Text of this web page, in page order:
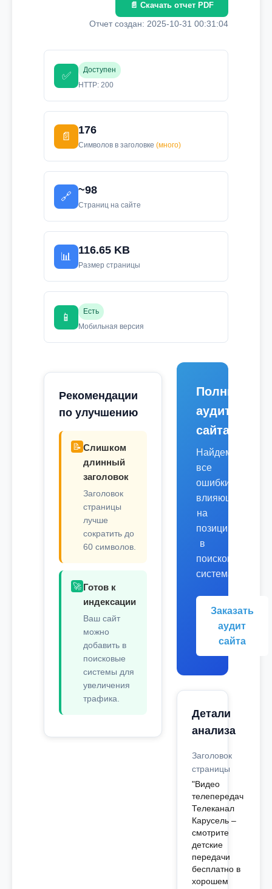
📄 Скачать отчет PDF
Отчет создан: 2025-10-31 00:31:04
✅
Доступен
HTTP: 200
📄
176
Символов в заголовке (много)
🔗
~98
Страниц на сайте
📊
116.65 KB
Размер страницы
📱
Есть
Мобильная версия
Рекомендации
по улучшению
📝 Слишком
длинный
заголовок
Заголовок
страницы
лучше
сократить до
60 символов.
🚀 Готов к
индексации
Ваш сайт
можно
добавить в
поисковые
системы для
увеличения
трафика.
Полный
аудит
сайта
Найдем
все
ошибки,
влияющие
на
позиции
в
поисковых
системах.
Заказать
аудит
сайта
Детали
анализа
Заголовок
страницы
"Видео
телепередач
Телеканал
Карусель –
смотрите
детские
передачи
бесплатно в
хорошем